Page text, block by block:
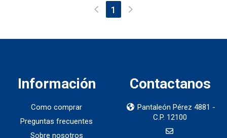
1 (current)
Información
Como comprar
Preguntas frecuentes
Sobre nosotros
Contactanos
Pantaleón Pérez 4881 -
C.P. 12100